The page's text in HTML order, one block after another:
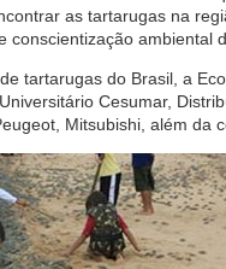
as tartarugas na
ambiental
tartarugas do Brasil, a
Cesumar,
Mitsubishi, além da